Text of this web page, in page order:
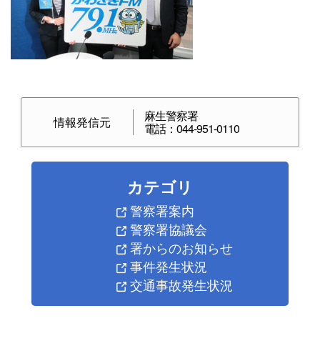
情報発信元 麻生警察署
電話：044-951-0110
カテゴリ
警察署案内
警察署協議会
署からのお知らせ
事件発生状況
交通事故発生状況